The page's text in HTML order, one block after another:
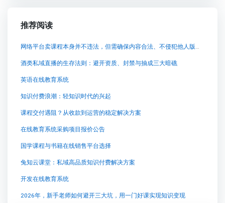
推荐阅读
网络平台卖课程本身并不违法，但需确保内容合法、不侵犯他人版权，并且销售行为符合相关法律法规。若
酒类私域直播的生存法则：避开资质、封禁与抽成三大暗礁
英语在线教育系统
知识付费浪潮：轻知识时代的兴起
课程交付遇阻？从收款到运营的稳定解决方案
在线教育系统采购项目报价公告
国学课程与书籍在线销售平台选择
兔知云课堂：私域高品质知识付费解决方案
开发在线教育系统
2026年，新手老师如何避开三大坑，用一门好课实现知识变现